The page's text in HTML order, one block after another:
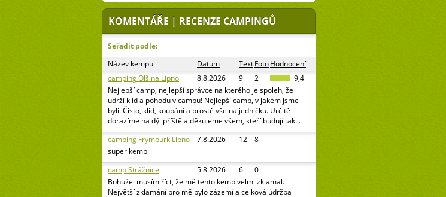
KOMENTÁŘE | RECENZE CAMPINGŮ
Seřadit podle:
Název kempu
Datum TextFotoHodnocení
camping Olšina Lipno
8.8.2026 9 2
9,4
Nejlepší camp, nejlepší správce na kterého je spoleh, že
udrží klid a pohodu v campu! Nejlepší camp, v jakém jsme
byli. Čisto, klid, koupání a prostě vše na jedničku. Určitě
dorazíme na dýl příště a děkujeme všem, kteří budují tak...
camping Frymburk Lipno
7.8.2026 12
8
super kemp
camp Strážnice
5.8.2026 6
0
Bohužel musím říct, že mě tento kemp velmi zklamal.
Největší zklamání pro mě bylo zázemí a celková údržba